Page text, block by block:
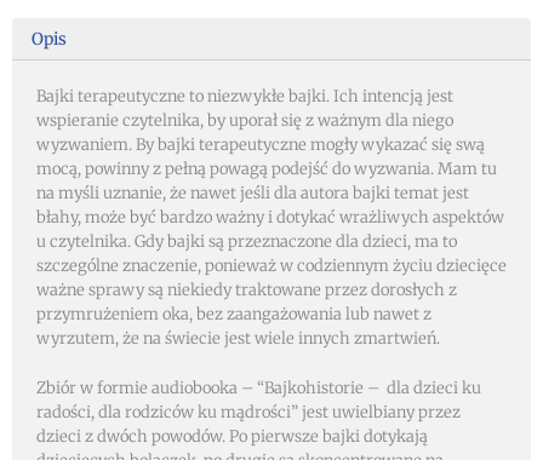
Opis
Bajki terapeutyczne to niezwykłe bajki. Ich intencją jest
wspieranie czytelnika, by uporał się z ważnym dla niego
wyzwaniem. By bajki terapeutyczne mogły wykazać się swą
mocą, powinny z pełną powagą podejść do wyzwania. Mam tu
na myśli uznanie, że nawet jeśli dla autora bajki temat jest
błahy, może być bardzo ważny i dotykać wrażliwych aspektów
u czytelnika. Gdy bajki są przeznaczone dla dzieci, ma to
szczególne znaczenie, ponieważ w codziennym życiu dziecięce
ważne sprawy są niekiedy traktowane przez dorosłych z
przymrużeniem oka, bez zaangażowania lub nawet z
wyrzutem, że na świecie jest wiele innych zmartwień.
Zbiór w formie audiobooka – “Bajkohistorie – dla dzieci ku
radości, dla rodziców ku mądrości” jest uwielbiany przez
dzieci z dwóch powodów. Po pierwsze bajki dotykają